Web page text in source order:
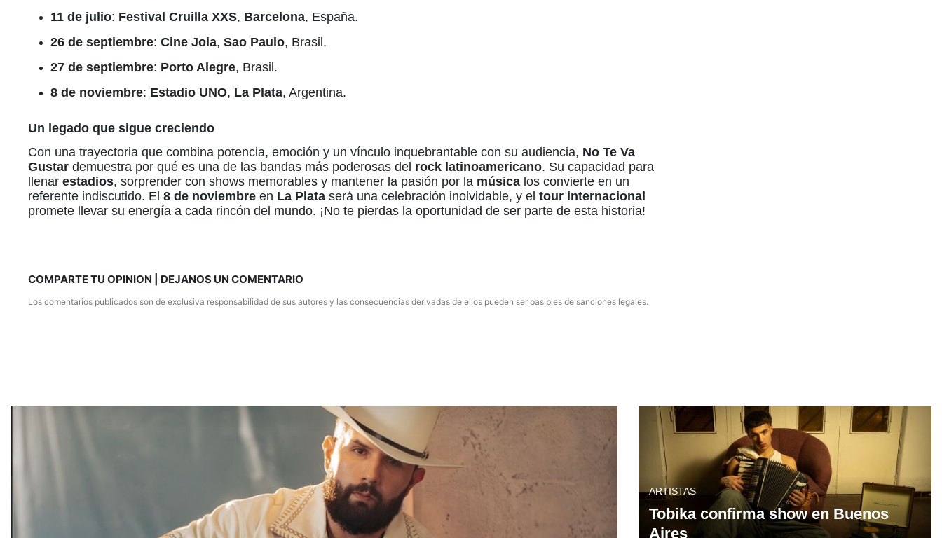
11 de julio: Festival Cruilla XXS, Barcelona, España.
26 de septiembre: Cine Joia, Sao Paulo, Brasil.
27 de septiembre: Porto Alegre, Brasil.
8 de noviembre: Estadio UNO, La Plata, Argentina.
Un legado que sigue creciendo
Con una trayectoria que combina potencia, emoción y un vínculo inquebrantable con su audiencia, No Te Va
Gustar demuestra por qué es una de las bandas más poderosas del rock latinoamericano. Su capacidad para
llenar estadios, sorprender con shows memorables y mantener la pasión por la música los convierte en un
referente indiscutido. El 8 de noviembre en La Plata será una celebración inolvidable, y el tour internacional
promete llevar su energía a cada rincón del mundo. ¡No te pierdas la oportunidad de ser parte de esta historia!
COMPARTE TU OPINION | DEJANOS UN COMENTARIO
Los comentarios publicados son de exclusiva responsabilidad de sus autores y las consecuencias derivadas de ellos pueden ser pasibles de sanciones legales.
ARTISTAS
Tobika confirma show en Buenos
Aires